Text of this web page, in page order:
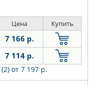
Цена Купить
7 166 р.
7 114 р.
от 7 197 р.